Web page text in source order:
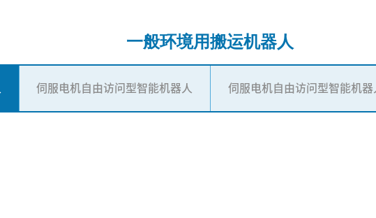
一般环境用搬运机器人
伺服电机自由访问型智能机器人 伺服电机自由访问型智能机器